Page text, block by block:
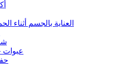
العناية بالجسم أثناء
عبوات